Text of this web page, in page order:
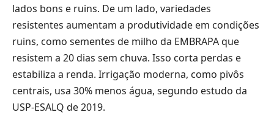
lados bons e ruins. De um lado, variedades
resistentes aumentam a produtividade em condições
ruins, como sementes de milho da EMBRAPA que
resistem a 20 dias sem chuva. Isso corta perdas e
estabiliza a renda. Irrigação moderna, como pivôs
centrais, usa 30% menos água, segundo estudo da
USP-ESALQ de 2019.